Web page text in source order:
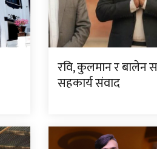
रवि, कुलमान र बालेन
सहकार्य संवाद